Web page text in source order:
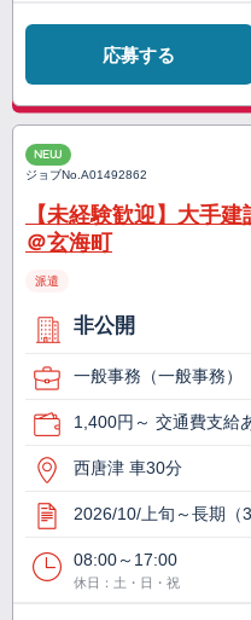
応募する
NEW
ジョブNo.A01492862
【未経験歓迎】大手
＠玄海町
派遣
非公開
一般事務（一般事務）
1,400円～ 交通費支給
西唐津 車30分
2026/10/上旬～長期（3
08:00～17:00
休日：土・日・祝